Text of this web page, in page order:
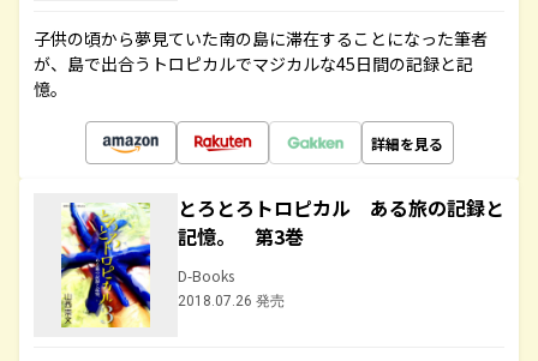
子供の頃から夢見ていた南の島に滞在することになった筆者
が、島で出合うトロピカルでマジカルな45日間の記録と記
憶。
詳細を見る
とろとろトロピカル ある旅の記録と
記憶。 第3巻
D-Books
2018.07.26 発売